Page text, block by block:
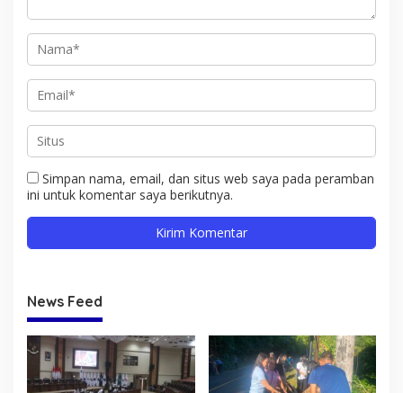
Simpan nama, email, dan situs web saya pada peramban
ini untuk komentar saya berikutnya.
News Feed